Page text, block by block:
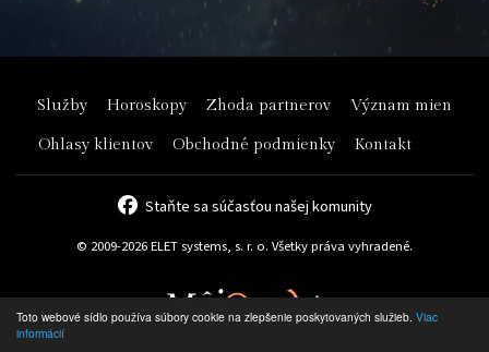
Toto webové sídlo používa súbory cookie na zlepšenie poskytovaných služieb. Viac
informácií
Služby Horoskopy Zhoda partnerov Význam mien
Ohlasy klientov Obchodné podmienky Kontakt
Staňte sa súčasťou našej komunity
© 2009-2026 ELET systems, s. r. o. Všetky práva vyhradené.